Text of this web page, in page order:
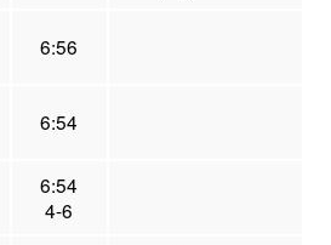
6:56
6:54
6:54
4-6